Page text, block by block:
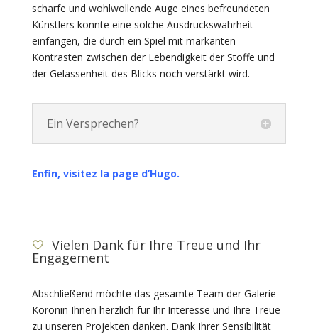
scharfe und wohlwollende Auge eines befreundeten
Künstlers konnte eine solche Ausdruckswahrheit
einfangen, die durch ein Spiel mit markanten
Kontrasten zwischen der Lebendigkeit der Stoffe und
der Gelassenheit des Blicks noch verstärkt wird.
Ein Versprechen?
Enfin, visitez la page d’Hugo.
🤍 Vielen Dank für Ihre Treue und Ihr
Engagement
Abschließend möchte das gesamte Team der Galerie
Koronin Ihnen herzlich für Ihr Interesse und Ihre Treue
zu unseren Projekten danken. Dank Ihrer Sensibilität